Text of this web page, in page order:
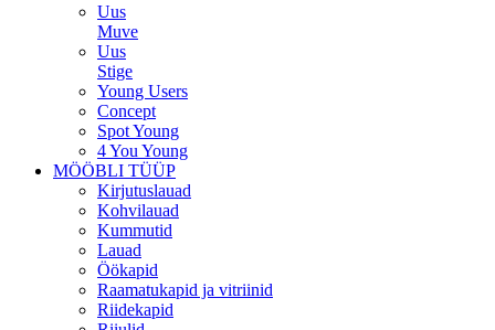
Uus
Muve
Uus
Stige
Young Users
Concept
Spot Young
4 You Young
MÖÖBLI TÜÜP
Kirjutuslauad
Kohvilauad
Kummutid
Lauad
Öökapid
Raamatukapid ja vitriinid
Riidekapid